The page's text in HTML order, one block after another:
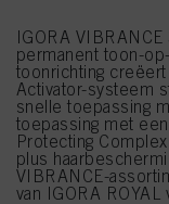
IGORA
permanent toon-
toonrichting
Activator-systeem
snelle toepassing
toepassing met
Protecting
plus
VIBRANCE-
van IGORA